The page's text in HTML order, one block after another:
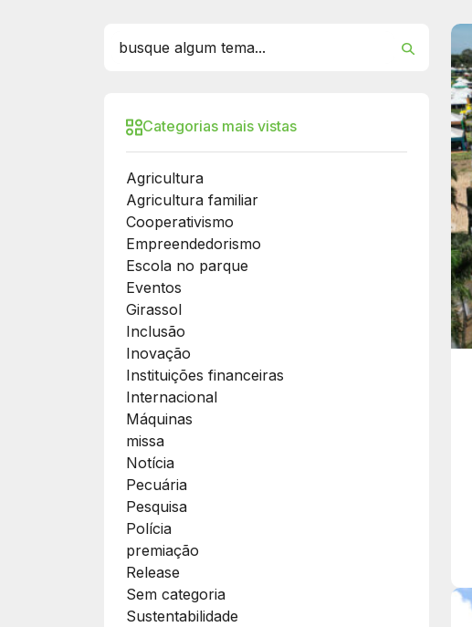
Categorias mais vistas
Agricultura
Agricultura familiar
Cooperativismo
Empreendedorismo
Escola no parque
Eventos
Girassol
Inclusão
Inovação
Instituições financeiras
Internacional
Máquinas
missa
Notícia
Pecuária
Pesquisa
Polícia
premiação
Release
Sem categoria
Sustentabilidade